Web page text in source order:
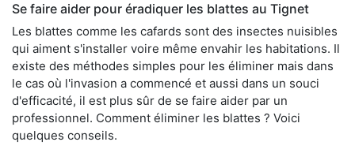
Se faire aider pour éradiquer les blattes au Tignet
Les blattes comme les cafards sont des insectes nuisibles
qui aiment s'installer voire même envahir les habitations. Il
existe des méthodes simples pour les éliminer mais dans
le cas où l'invasion a commencé et aussi dans un souci
d'efficacité, il est plus sûr de se faire aider par un
professionnel. Comment éliminer les blattes ? Voici
quelques conseils.